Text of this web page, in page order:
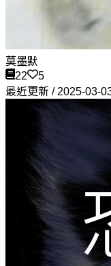
莫墨默
22
5
最近更新 / 2025-03-